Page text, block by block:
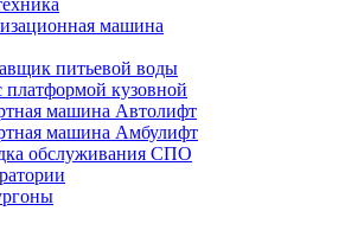
машина
питьевой воды
кузовной
машина Автолифт
машина Амбулифт
обслуживания СПО